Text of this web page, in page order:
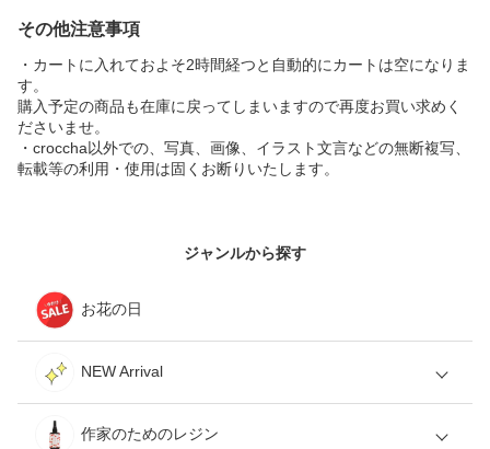
その他注意事項
・カートに入れておよそ2時間経つと自動的にカートは空になりま
す。
購入予定の商品も在庫に戻ってしまいますので再度お買い求めく
ださいませ。
・croccha以外での、写真、画像、イラスト文言などの無断複写、
転載等の利用・使用は固くお断りいたします。
ジャンルから探す
お花の日
NEW Arrival
作家のためのレジン